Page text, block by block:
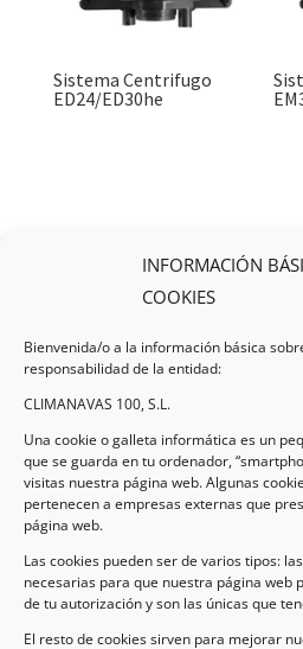
INFORMACIÓN
COOKIES
Bienvenida/o a la información básica
responsabilidad de la entidad:
CLIMANAVAS 100, S.L.
Una cookie o galleta informática es un
que se guarda en tu ordenador,
visitas nuestra página web. Algunas
pertenecen a empresas externas que
página web.
Las cookies pueden ser de varios tipos:
necesarias para que nuestra página web
de tu autorización y son las únicas que
El resto de cookies sirven para mejorar
Sistema Centrifugo
ED24/ED30he
Legal
AVISO LEGAL